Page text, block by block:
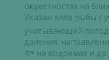
окрестностях на
Указан клёв рыбы с
учитывающий
даления,
🐟 на водоемах и